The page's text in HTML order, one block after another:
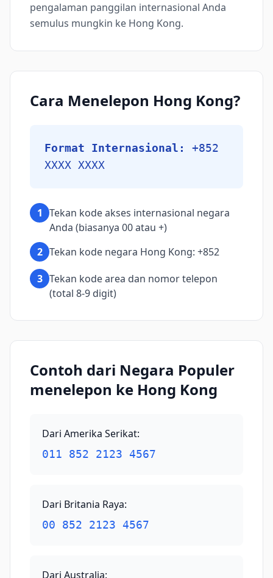
pengalaman panggilan internasional Anda
semulus mungkin ke Hong Kong.
Cara Menelepon Hong Kong?
Format Internasional:
+852
XXXX XXXX
1 Tekan kode akses internasional negara
Anda (biasanya 00 atau +)
2 Tekan kode negara Hong Kong: +852
3 Tekan kode area dan nomor telepon
(total 8-9 digit)
Contoh dari Negara Populer
menelepon ke Hong Kong
Dari Amerika Serikat:
011 852 2123 4567
Dari Britania Raya:
00 852 2123 4567
Dari Australia: